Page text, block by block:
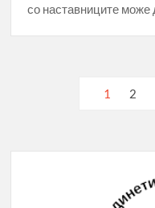
со наставниците може
1 2